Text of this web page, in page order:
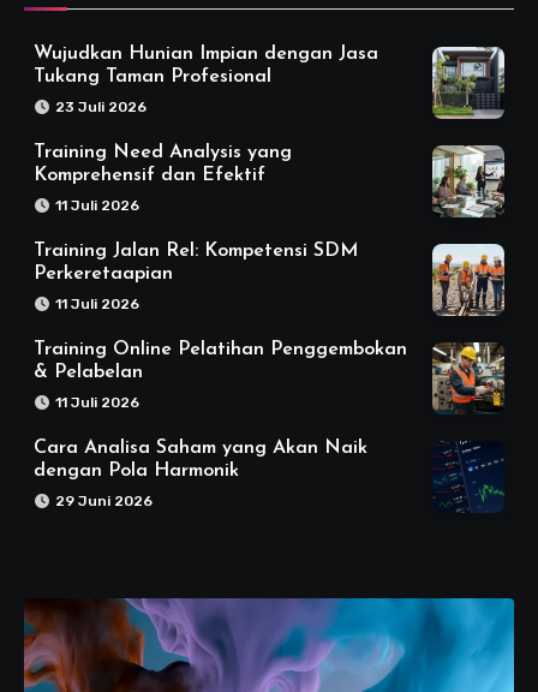
Wujudkan Hunian Impian dengan Jasa
Tukang Taman Profesional
23 Juli 2026
Training Need Analysis yang
Komprehensif dan Efektif
11 Juli 2026
Training Jalan Rel: Kompetensi SDM
Perkeretaapian
11 Juli 2026
Training Online Pelatihan Penggembokan
& Pelabelan
11 Juli 2026
Cara Analisa Saham yang Akan Naik
dengan Pola Harmonik
29 Juni 2026